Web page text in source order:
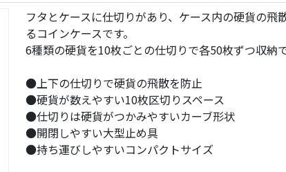
フタとケースに仕切りがあり、ケース内の硬貨の飛
るコインケースです。
6種類の硬貨を10枚ごとの仕切りで各50枚ずつ収納で
●上下の仕切りで硬貨の飛散を防止
●硬貨が数えやすい10枚区切りスペース
●仕切りは硬貨がつかみやすいカーブ形状
●開閉しやすい大型止め具
●持ち運びしやすいコンパクトサイズ